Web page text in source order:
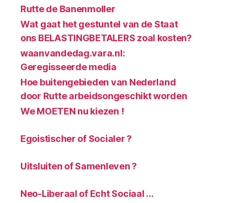
Rutte de Banenmoller
Wat gaat het gestuntel van de Staat
ons BELASTINGBETALERS zoal kosten?
waanvandedag.vara.nl:
Geregisseerde media
Hoe buitengebieden van Nederland
door Rutte arbeidsongeschikt worden
We MOETEN nu kiezen !
Egoistischer of Socialer ?
Uitsluiten of Samenleven ?
Neo-Liberaal of Echt Sociaal …